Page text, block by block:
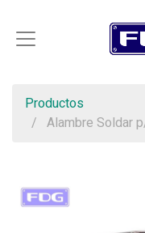
Productos
Alambre Soldar